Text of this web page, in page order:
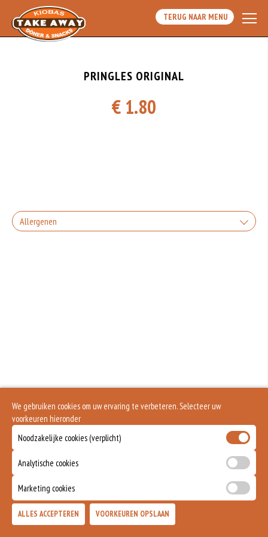
TERUG NAAR MENU
PRINGLES ORIGINAL
€ 1.80
Allergenen
We gebruiken cookies om uw ervaring te verbeteren. Selecteer uw
voorkeuren hieronder
Noodzakelijke cookies (verplicht)
Analytische cookies
Marketing cookies
ALLES ACCEPTEREN VOORKEUREN OPSLAAN